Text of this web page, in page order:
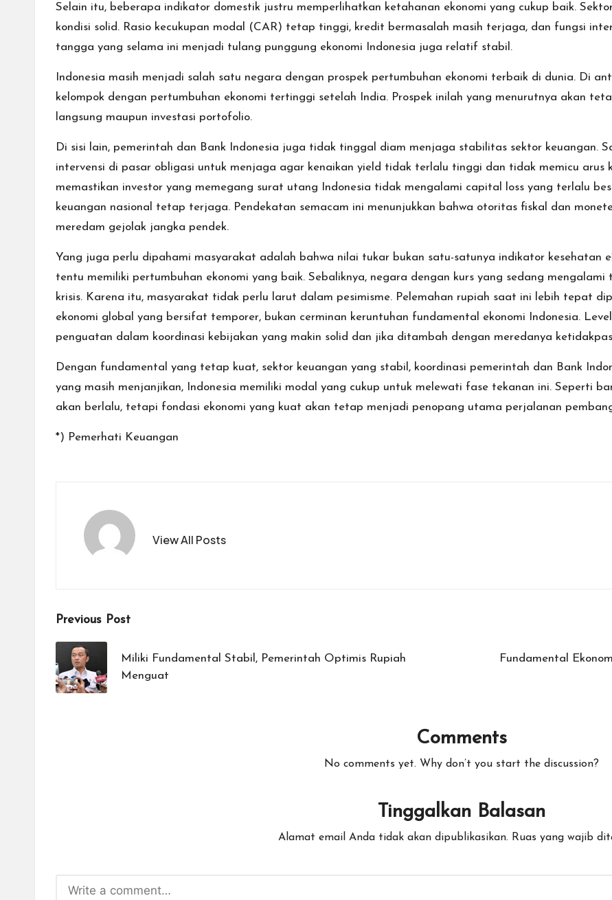
Selain itu, beberapa indikator domestik justru memperlihatkan ketahanan ekonomi yang cukup baik.
kondisi solid. Rasio kecukupan modal (CAR) tetap tinggi, kredit bermasalah masih terjaga, dan fungsi
tangga yang selama ini menjadi tulang punggung ekonomi Indonesia juga relatif stabil.
Indonesia masih menjadi salah satu negara dengan prospek pertumbuhan ekonomi terbaik di dunia. Di
kelompok dengan pertumbuhan ekonomi tertinggi setelah India. Prospek inilah yang menurutnya akan
langsung maupun investasi portofolio.
Di sisi lain, pemerintah dan Bank Indonesia juga tidak tinggal diam menjaga stabilitas sektor keuangan.
intervensi di pasar obligasi untuk menjaga agar kenaikan yield tidak terlalu tinggi dan tidak memicu arus
memastikan investor yang memegang surat utang Indonesia tidak mengalami capital loss yang terlalu
keuangan nasional tetap terjaga. Pendekatan semacam ini menunjukkan bahwa otoritas fiskal dan
meredam gejolak jangka pendek.
Yang juga perlu dipahami masyarakat adalah bahwa nilai tukar bukan satu-satunya indikator kesehatan
tentu memiliki pertumbuhan ekonomi yang baik. Sebaliknya, negara dengan kurs yang sedang
krisis. Karena itu, masyarakat tidak perlu larut dalam pesimisme. Pelemahan rupiah saat ini lebih tepat
ekonomi global yang bersifat temporer, bukan cerminan keruntuhan fundamental ekonomi Indonesia.
penguatan dalam koordinasi kebijakan yang makin solid dan jika ditambah dengan meredanya
Dengan fundamental yang tetap kuat, sektor keuangan yang stabil, koordinasi pemerintah dan Bank
yang masih menjanjikan, Indonesia memiliki modal yang cukup untuk melewati fase tekanan ini. Seperti
akan berlalu, tetapi fondasi ekonomi yang kuat akan tetap menjadi penopang utama perjalanan
*) Pemerhati Keuangan
View All Posts
Post
navigation
Previous Post
Miliki Fundamental Stabil, Pemerintah Optimis Rupiah
Menguat
Fundamental
Comments
No comments yet. Why don’t you start the discussion?
Tinggalkan Balasan
Alamat email Anda tidak akan dipublikasikan. Ruas yang wajib